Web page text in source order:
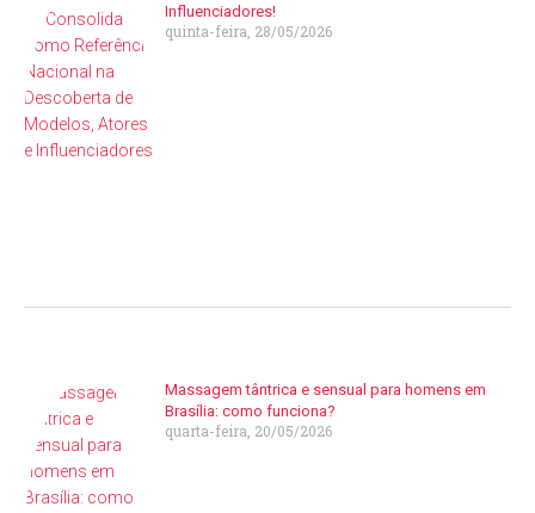
Influenciadores!
quinta-feira, 28/05/2026
Massagem tântrica e sensual para homens em
Brasília: como funciona?
quarta-feira, 20/05/2026